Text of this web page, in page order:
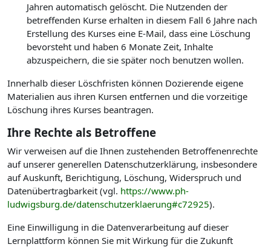
Jahren automatisch gelöscht. Die Nutzenden der
betreffenden Kurse erhalten in diesem Fall 6 Jahre nach
Erstellung des Kurses eine E-Mail, dass eine Löschung
bevorsteht und haben 6 Monate Zeit, Inhalte
abzuspeichern, die sie später noch benutzen wollen.
Innerhalb dieser Löschfristen können Dozierende eigene
Materialien aus ihren Kursen entfernen und die vorzeitige
Löschung ihres Kurses beantragen.
Ihre Rechte als Betroffene
Wir verweisen auf die Ihnen zustehenden Betroffenenrechte
auf unserer generellen Datenschutzerklärung, insbesondere
auf Auskunft, Berichtigung, Löschung, Widerspruch und
Datenübertragbarkeit (vgl. https://www.ph-
ludwigsburg.de/datenschutzerklaerung#c72925).
Eine Einwilligung in die Datenverarbeitung auf dieser
Lernplattform können Sie mit Wirkung für die Zukunft